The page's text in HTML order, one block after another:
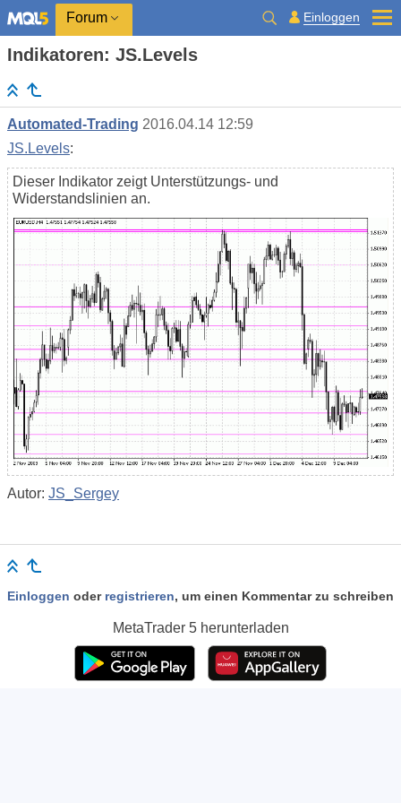
Forum Einloggen
Indikatoren: JS.Levels
Automated-Trading 2016.04.14 12:59
JS.Levels:
Dieser Indikator zeigt Unterstützungs- und
Widerstandslinien an.
Autor: JS_Sergey
Einloggen oder registrieren, um einen Kommentar zu schreiben
MetaTrader 5herunterladen